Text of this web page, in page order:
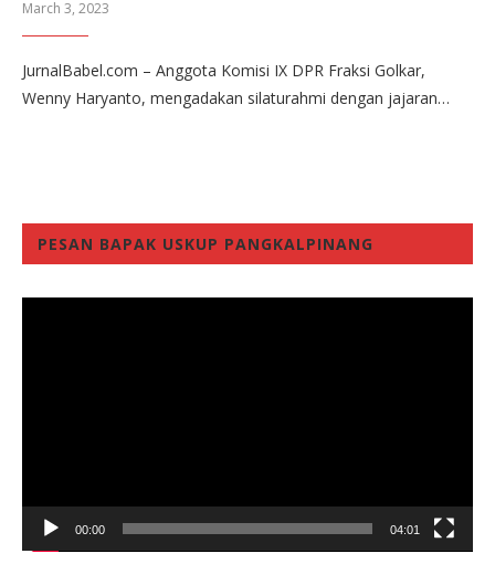
March 3, 2023
JurnalBabel.com – Anggota Komisi IX DPR Fraksi Golkar,
Wenny Haryanto, mengadakan silaturahmi dengan jajaran…
PESAN BAPAK USKUP PANGKALPINANG
00:00 04:01